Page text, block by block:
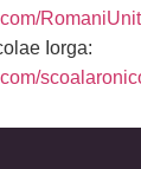
Iorga: